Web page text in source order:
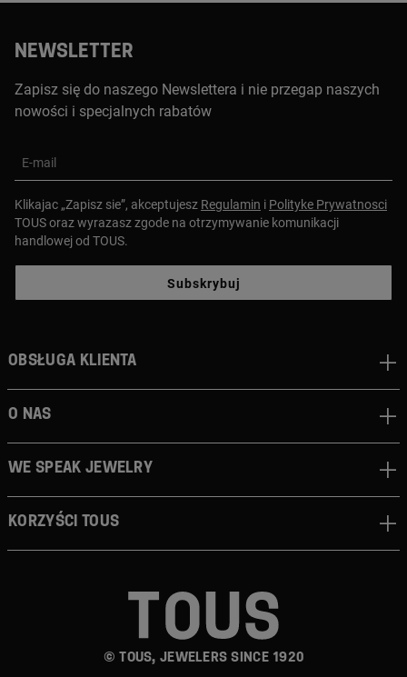
NEWSLETTER
Zapisz się do naszego Newslettera i nie przegap naszych
nowości i specjalnych rabatów
E-mail
Klikajac „Zapisz sie”, akceptujesz Regulamin i Polityke Prywatnosci
TOUS oraz wyrazasz zgode na otrzymywanie komunikacji
handlowej od TOUS.
Subskrybuj
© TOUS, JEWELERS SINCE 1920
Obsługa klienta
O nas
We speak jewelry
Korzyści TOUS